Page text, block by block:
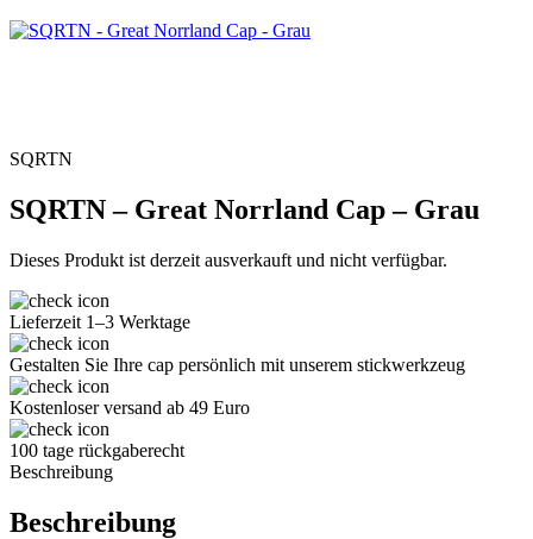
SQRTN
SQRTN – Great Norrland Cap – Grau
Dieses Produkt ist derzeit ausverkauft und nicht verfügbar.
Lieferzeit 1–3 Werktage
Gestalten Sie Ihre cap persönlich mit unserem stickwerkzeug
Kostenloser versand ab 49 Euro
100 tage rückgaberecht
Beschreibung
Beschreibung